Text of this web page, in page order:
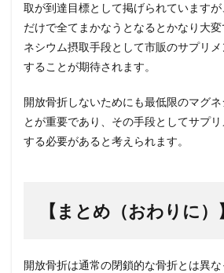
取が到達目標として掲げられています
だけで全てまかなうとなるとかなり大
ネシウム摂取手段として市販のサプリ
することが期待されます。
開放骨折しないためにも最低限のマグネ
とが重要であり、その手段としてサプ
する必要があると考えられます。
【まとめ（おわりに）】
開放骨折は通常の閉鎖的な骨折とは異